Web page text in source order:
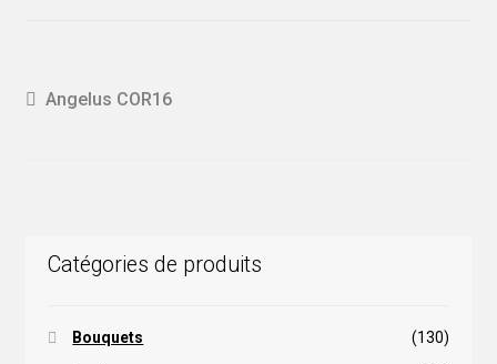
Navigation
Article
Angelus COR16
Catégories de produits
Bouquets (130)